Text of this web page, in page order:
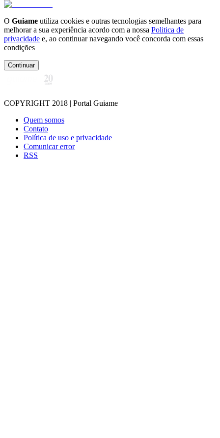
O Guiame utiliza cookies e outras tecnologias semelhantes para
melhorar a sua experiência acordo com a nossa Politica de
privacidade e, ao continuar navegando você concorda com essas
condições
Continuar
COPYRIGHT 2018 | Portal Guiame
Quem somos
Contato
Política de uso e privacidade
Comunicar error
RSS